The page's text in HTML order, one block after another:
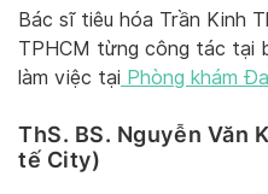
Bác sĩ tiêu hóa Trần Kinh
TPHCM từng công tác tại
làm việc tại Phòng khám
ThS. BS. Nguyễn Văn
tế City)